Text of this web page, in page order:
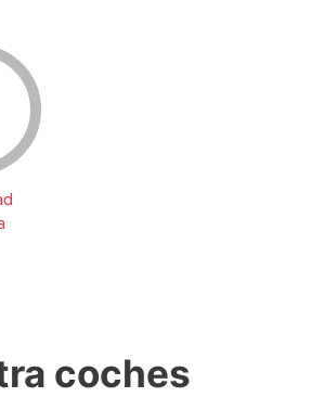
coches